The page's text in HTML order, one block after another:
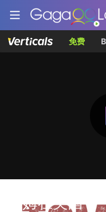
免费
汤姆在美国